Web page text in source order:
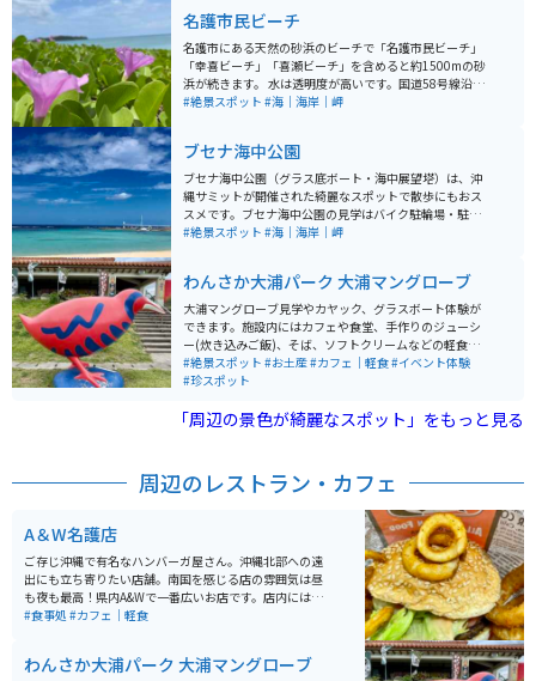
名護市民ビーチ
名護市にある天然の砂浜のビーチで「名護市民ビーチ」
「幸喜ビーチ」「喜瀬ビーチ」を含めると約1500mの砂
浜が続きます。 水は透明度が高いです。国道58号線沿い
を走っていると見えてきます。駐車場は無料ですが、遊
#絶景スポット #海｜海岸｜岬
ブセナ海中公園
ブセナ海中公園（グラス底ボート・海中展望塔）は、沖
縄サミットが開催された綺麗なスポットで散歩にもおス
スメです。ブセナ海中公園の見学はバイク駐輪場・駐車
場が無料です。監視員に「ブセナ海中公園に遊びに来ま
へは徒歩またはシャトルバスを利用します。展望塔の窓
（24面）からは360度パノラマの海中を見ることができ
ます。
#絶景スポット #海｜海岸｜岬
わんさか大浦パーク 大浦マングローブ
大浦マングローブ見学やカヤック、グラスボート体験が
できます。施設内にはカフェや食堂、手作りのジューシ
ー(炊き込みご飯)、そば、ソフトクリームなどの軽食も
楽しめます。土産品や新鮮な珍しい採れたて野菜なども
あり四季を通じて訪れたいスポットです。駐車場も広く
#絶景スポット #お土産#カフェ｜軽食#イベント体験
#珍スポット
「周辺の景色が綺麗なスポット」をもっと見る
周辺のレストラン・カフェ
A＆W名護店
ご存じ沖縄で有名なハンバーガ屋さん。沖縄北部への遠
出にも立ち寄りたい店舗。南国を感じる店の雰囲気は昼
も夜も最高！県内A&Wで一番広いお店です。店内にはサ
ーティワンも併設しており、各種グッズの品揃えもピカ
#食事処 #カフェ｜軽食
わんさか大浦パーク 大浦マングローブ